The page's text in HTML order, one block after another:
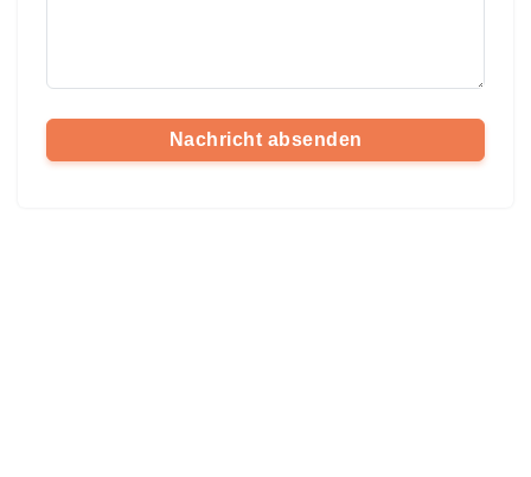
Nachricht absenden